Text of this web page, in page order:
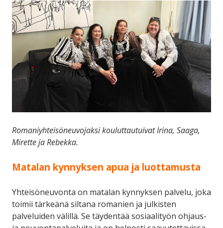
Romaniyhteisöneuvojaksi kouluttautuivat Irina, Saaga,
Mirette ja Rebekka.
Matalan kynnyksen apua ja luottamusta
Yhteisöneuvonta on matalan kynnyksen palvelu, joka
toimii tärkeänä siltana romanien ja julkisten
palveluiden välillä. Se täydentää sosiaalityön ohjaus-